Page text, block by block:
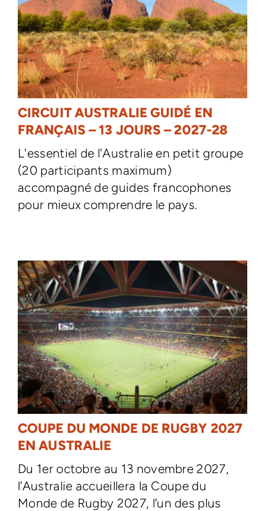
CIRCUIT AUSTRALIE GUIDÉ EN
FRANÇAIS – 13 JOURS – 2027-28
L'essentiel de l'Australie en petit groupe
(20 participants maximum)
accompagné de guides francophones
pour mieux comprendre le pays.
COUPE DU MONDE DE RUGBY 2027
EN AUSTRALIE
Du 1er octobre au 13 novembre 2027,
l’Australie accueillera la Coupe du
Monde de Rugby 2027, l’un des plus